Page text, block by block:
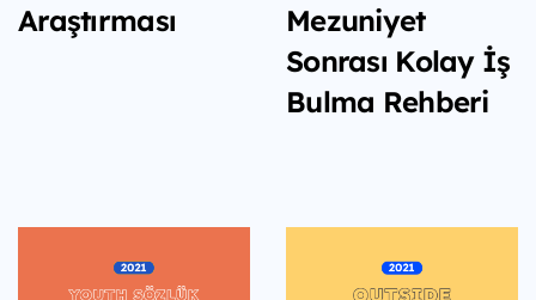
Araştırması
Mezuniyet
Sonrası Kolay İş
Bulma Rehberi